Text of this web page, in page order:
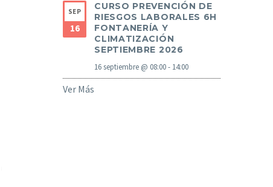
SEP
16
CURSO PREVENCIÓN DE
RIESGOS LABORALES 6H
FONTANERÍA Y
CLIMATIZACIÓN
SEPTIEMBRE 2026
16 septiembre @ 08:00- 14:00
Ver Más